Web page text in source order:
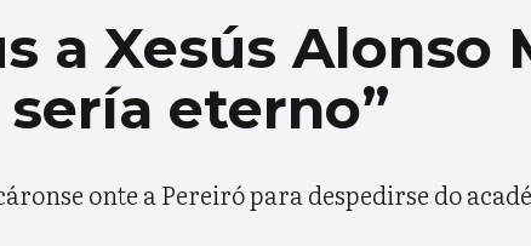
a Xesús Alonso
eterno”
onte a Pereiró para despedirse do